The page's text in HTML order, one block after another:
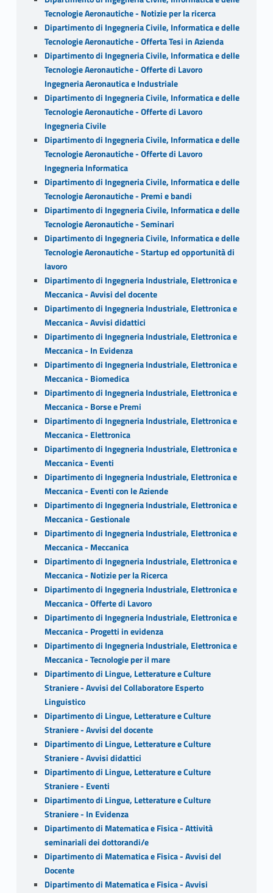
Tecnologie Aeronautiche - Notizie per la ricerca
Dipartimento di Ingegneria Civile, Informatica e delle
Tecnologie Aeronautiche - Offerta Tesi in Azienda
Dipartimento di Ingegneria Civile, Informatica e delle
Tecnologie Aeronautiche - Offerte di Lavoro
Ingegneria Aeronautica e Industriale
Dipartimento di Ingegneria Civile, Informatica e delle
Tecnologie Aeronautiche - Offerte di Lavoro
Ingegneria Civile
Dipartimento di Ingegneria Civile, Informatica e delle
Tecnologie Aeronautiche - Offerte di Lavoro
Ingegneria Informatica
Dipartimento di Ingegneria Civile, Informatica e delle
Tecnologie Aeronautiche - Premi e bandi
Dipartimento di Ingegneria Civile, Informatica e delle
Tecnologie Aeronautiche - Seminari
Dipartimento di Ingegneria Civile, Informatica e delle
Tecnologie Aeronautiche - Startup ed opportunità di
lavoro
Dipartimento di Ingegneria Industriale, Elettronica e
Meccanica - Avvisi del docente
Dipartimento di Ingegneria Industriale, Elettronica e
Meccanica - Avvisi didattici
Dipartimento di Ingegneria Industriale, Elettronica e
Meccanica - In Evidenza
Dipartimento di Ingegneria Industriale, Elettronica e
Meccanica - Biomedica
Dipartimento di Ingegneria Industriale, Elettronica e
Meccanica - Borse e Premi
Dipartimento di Ingegneria Industriale, Elettronica e
Meccanica - Elettronica
Dipartimento di Ingegneria Industriale, Elettronica e
Meccanica - Eventi
Dipartimento di Ingegneria Industriale, Elettronica e
Meccanica - Eventi con le Aziende
Dipartimento di Ingegneria Industriale, Elettronica e
Meccanica - Gestionale
Dipartimento di Ingegneria Industriale, Elettronica e
Meccanica - Meccanica
Dipartimento di Ingegneria Industriale, Elettronica e
Meccanica - Notizie per la Ricerca
Dipartimento di Ingegneria Industriale, Elettronica e
Meccanica - Offerte di Lavoro
Dipartimento di Ingegneria Industriale, Elettronica e
Meccanica - Progetti in evidenza
Dipartimento di Ingegneria Industriale, Elettronica e
Meccanica - Tecnologie per il mare
Dipartimento di Lingue, Letterature e Culture
Straniere - Avvisi del Collaboratore Esperto
Linguistico
Dipartimento di Lingue, Letterature e Culture
Straniere - Avvisi del docente
Dipartimento di Lingue, Letterature e Culture
Straniere - Avvisi didattici
Dipartimento di Lingue, Letterature e Culture
Straniere - Eventi
Dipartimento di Lingue, Letterature e Culture
Straniere - In Evidenza
Dipartimento di Matematica e Fisica - Attività
seminariali dei dottorandi/e
Dipartimento di Matematica e Fisica - Avvisi del
Docente
Dipartimento di Matematica e Fisica - Avvisi